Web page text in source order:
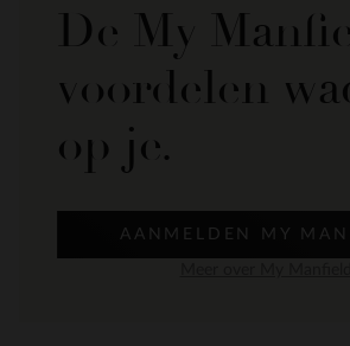
De My
voordelen
op je.
AANMELDEN MY